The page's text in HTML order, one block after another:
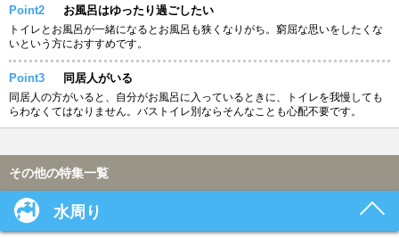
Point2 お風呂はゆったり過ごしたい
トイレとお風呂が一緒になるとお風呂も狭くなりがち。窮屈な思いをしたくな
いという方におすすめです。
Point3 同居人がいる
同居人の方がいると、自分がお風呂に入っているときに、トイレを我慢しても
らわなくてはなりません。バストイレ別ならそんなことも心配不要です。
その他の特集一覧
水周り